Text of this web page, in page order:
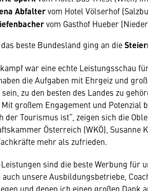
Abfaltervom Hotel Völserhof
vom Gasthof Hueber
beste Bundesland ging an die
war eine echte Leistungsschau
die Aufgaben mit Ehrgeiz und
sein, zu den besten des Landes zu
großem Engagement und
der Tourismus ist“, zeigen sich die
Österreich (WKÖ), Susanne
mehr als zufrieden.
sind die beste Werbung für
auch unsere Ausbildungsbetriebe,
und denen ich einen großen Dank